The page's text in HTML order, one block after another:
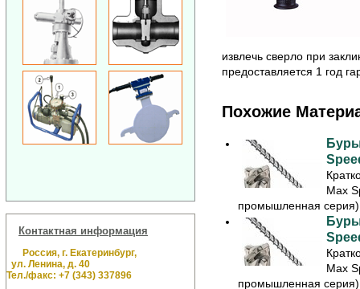
Контактная информация
Россия, г. Екатеринбург,
ул. Ленина, д. 40
Тел./факс: +7 (343) 337896
извлечь сверло при
предоставляется 1 год
Похожие
Max
промышленная
Max
промышленная